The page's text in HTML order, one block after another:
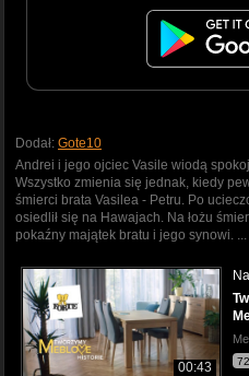
Dodał: Gote10
Andrei i jego ojciec Vasile wiodą
Wszystko zmienia się jednak, kiedy
śmierci brata Vasilea - Petru. Po
osiedlił się na Hawajach. Na łożu
pokaźny majątek bratu i jego synowi. ...
00:43